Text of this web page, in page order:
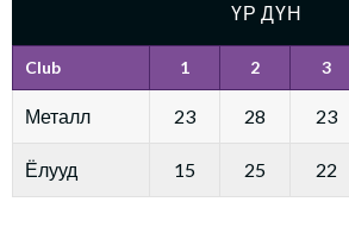
ҮР ДҮН
Club 1 2 3
Металл 23 28 23
Ёлууд 15 25 22